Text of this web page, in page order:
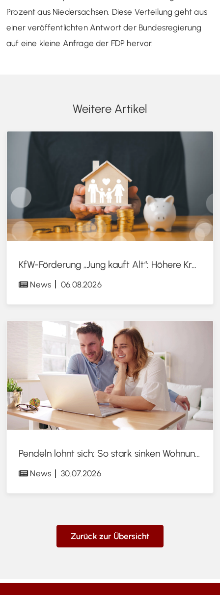
Prozent aus Niedersachsen. Diese Verteilung geht aus
einer veröffentlichten Antwort der Bundesregierung
auf eine kleine Anfrage der FDP hervor.
Weitere Artikel
KfW-Förderung „Jung kauft Alt“: Höhere Kredite ab August 2026
News 06.08.2026
Pendeln lohnt sich: So stark sinken Wohnungspreise im Umland
News 30.07.2026
Zurück zur Übersicht